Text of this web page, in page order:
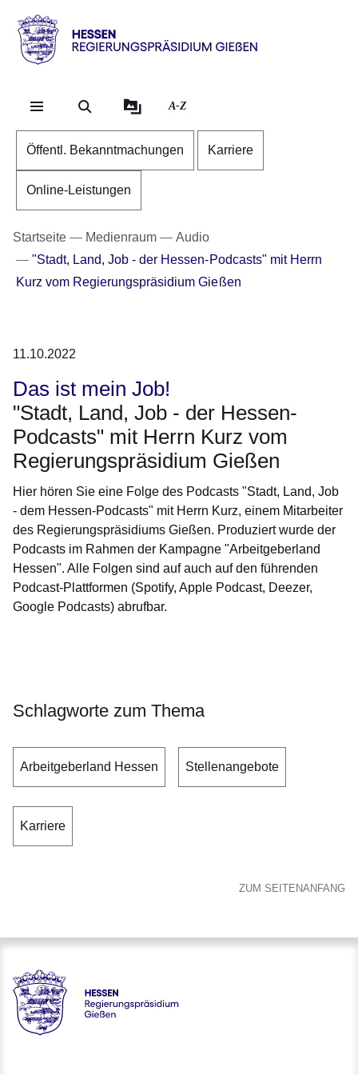
Direkt zum Kopf der
Direkt zum Inhalt
Direkt zum Fuß der
Hessen
RP
A-Z
Öffentl. Bekanntmachungen Karriere
Online-Leistungen
Startseite Medienraum
Audio
"Stadt, Land, Job - der Hessen-Podcasts" mit Herrn
Kurz vom Regierungspräsidium Gießen
11.10.2022
Das ist mein Job!
"Stadt, Land, Job - der Hessen-
Podcasts" mit Herrn Kurz vom
Regierungspräsidium Gießen
Hier hören Sie eine Folge des Podcasts "Stadt, Land, Job
- dem Hessen-Podcasts" mit Herrn Kurz, einem Mitarbeiter
des Regierungspräsidiums Gießen. Produziert wurde der
Podcasts im Rahmen der Kampagne "Arbeitgeberland
Hessen". Alle Folgen sind auf auch auf den führenden
Podcast-Plattformen (Spotify, Apple Podcast, Deezer,
Google Podcasts) abrufbar.
Schlagworte zum Thema
Arbeitgeberland Hessen Stellenangebote
Karriere
ZUM SEITENANFANG
Hessen - Regierungspräsidium Gießen